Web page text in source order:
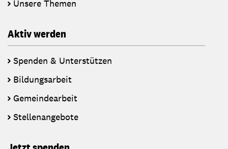
Unsere Themen
Aktiv werden
Spenden & Unterstützen
Bildungsarbeit
Gemeindearbeit
Stellenangebote